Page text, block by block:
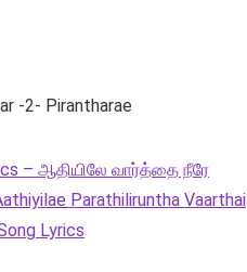
-2- Pirantharae
– ஆதியிலே வார்த்தை நீரே
Parathiliruntha Vaarthai
Lyrics